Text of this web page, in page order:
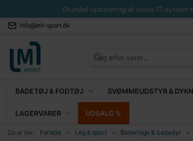
Grundet opdatering af vores IT-
info@lml-sport.dk
BADETØJ & FODTØJ SVØMMEUDSTYR &
LAGERVARER UDSALG %
Du er her: Forside Leg & sport Baderinge & badedyr